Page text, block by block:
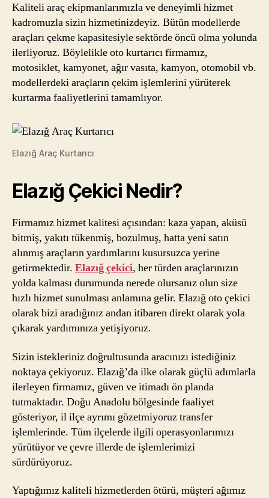
Kaliteli araç ekipmanlarımızla ve deneyimli hizmet
kadromuzla sizin hizmetinizdeyiz. Bütün modellerde
araçları çekme kapasitesiyle sektörde öncü olma yolunda
ilerliyoruz. Böylelikle oto kurtarıcı firmamız,
motosiklet, kamyonet, ağır vasıta, kamyon, otomobil vb.
modellerdeki araçların çekim işlemlerini yürüterek
kurtarma faaliyetlerini tamamlıyor.
Elazığ Araç Kurtarıcı
Elazığ Çekici Nedir?
Firmamız hizmet kalitesi açısından: kaza yapan, aküsü
bitmiş, yakıtı tükenmiş, bozulmuş, hatta yeni satın
alınmış araçların yardımlarını kusursuzca yerine
getirmektedir. Elazığ çekici, her türden araçlarınızın
yolda kalması durumunda nerede olursanız olun size
hızlı hizmet sunulması anlamına gelir. Elazığ oto çekici
olarak bizi aradığınız andan itibaren direkt olarak yola
çıkarak yardımınıza yetişiyoruz.
Sizin istekleriniz doğrultusunda aracınızı istediğiniz
noktaya çekiyoruz. Elazığ’da ilke olarak güçlü adımlarla
ilerleyen firmamız, güven ve itimadı ön planda
tutmaktadır. Doğu Anadolu bölgesinde faaliyet
gösteriyor, il ilçe ayrımı gözetmiyoruz transfer
işlemlerinde. Tüm ilçelerde ilgili operasyonlarımızı
yürütüyor ve çevre illerde de işlemlerimizi
sürdürüyoruz.
Yaptığımız kaliteli hizmetlerden ötürü, müşteri ağımız